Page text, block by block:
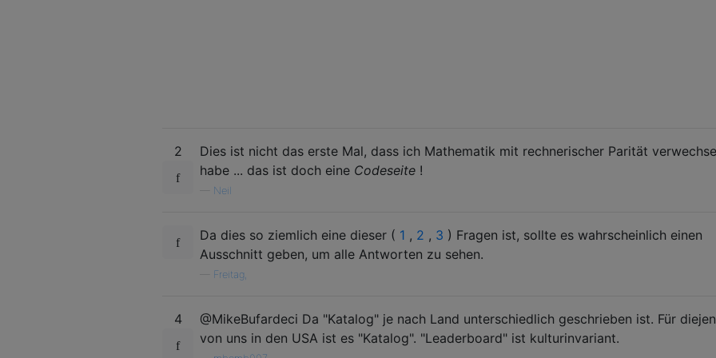
2
Dies ist nicht das erste Mal, dass ich Mathematik mit rechnerischer Parität
habe ... das ist doch eine Codeseite !
Neil
Da dies so ziemlich eine dieser ( 1 , 2 , 3 ) Fragen ist, sollte es wahrscheinlich einen
Ausschnitt geben, um alle Antworten zu sehen.
Freitag,
4
@MikeBufardeci Da "Katalog" je nach Land unterschiedlich geschrieben ist. Für
von uns in den USA ist es "Katalog". "Leaderboard" ist kulturinvariant.